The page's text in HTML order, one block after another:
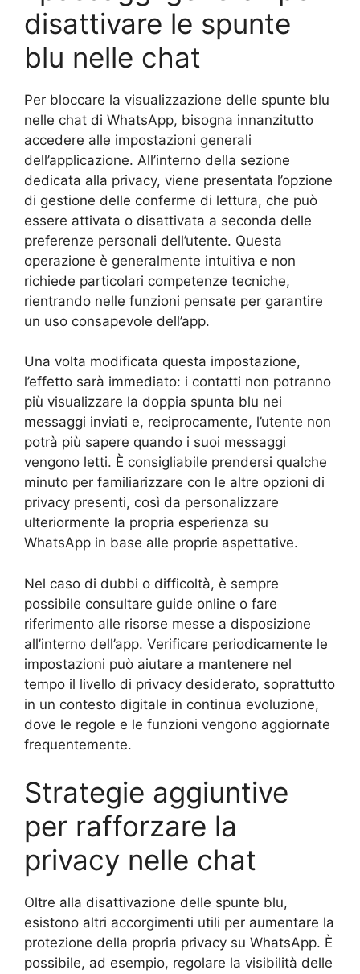
disattivare le spunte
blu nelle chat
Per bloccare la visualizzazione delle spunte blu
nelle chat di WhatsApp, bisogna innanzitutto
accedere alle impostazioni generali
dell’applicazione. All’interno della sezione
dedicata alla privacy, viene presentata l’opzione
di gestione delle conferme di lettura, che può
essere attivata o disattivata a seconda delle
preferenze personali dell’utente. Questa
operazione è generalmente intuitiva e non
richiede particolari competenze tecniche,
rientrando nelle funzioni pensate per garantire
un uso consapevole dell’app.
Una volta modificata questa impostazione,
l’effetto sarà immediato: i contatti non potranno
più visualizzare la doppia spunta blu nei
messaggi inviati e, reciprocamente, l’utente non
potrà più sapere quando i suoi messaggi
vengono letti. È consigliabile prendersi qualche
minuto per familiarizzare con le altre opzioni di
privacy presenti, così da personalizzare
ulteriormente la propria esperienza su
WhatsApp in base alle proprie aspettative.
Nel caso di dubbi o difficoltà, è sempre
possibile consultare guide online o fare
riferimento alle risorse messe a disposizione
all’interno dell’app. Verificare periodicamente le
impostazioni può aiutare a mantenere nel
tempo il livello di privacy desiderato, soprattutto
in un contesto digitale in continua evoluzione,
dove le regole e le funzioni vengono aggiornate
frequentemente.
Strategie aggiuntive
per rafforzare la
privacy nelle chat
Oltre alla disattivazione delle spunte blu,
esistono altri accorgimenti utili per aumentare la
protezione della propria privacy su WhatsApp. È
possibile, ad esempio, regolare la visibilità delle